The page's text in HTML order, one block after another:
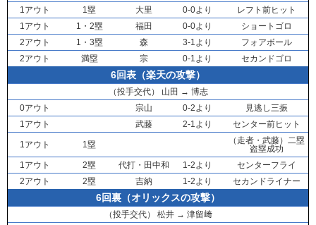
1アウト
1塁 大里 0-0より
レフト前ヒット
1アウト
1・2塁 福田 0-0より
ショートゴロ
2アウト
1・3塁 森 3-1より
フォアボール
2アウト
満塁 宗 0-1より セカンドゴロ
6回表（楽天の攻撃）
（投手交代） 山田 → 博志
0アウト
宗山 0-2より
見逃し三振
1アウト
武藤 2-1より センター前ヒット
1アウト 1塁 （走者・ 武藤）二塁
盗塁成功
1アウト
2塁 代打・ 田中和 1-2より
センターフライ
2アウト
2塁 吉納 1-2より セカンドライナー
6回裏（オリックスの攻撃）
（投手交代） 松井→ 津留﨑